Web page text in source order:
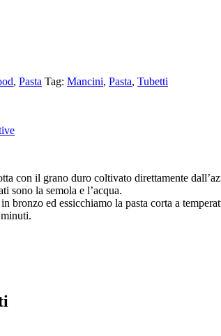
, Pasta Tag: Mancini, Pasta, Tubetti
con il grano duro coltivato direttamente
sono la semola e l’acqua.
bronzo ed essicchiamo la pasta corta a